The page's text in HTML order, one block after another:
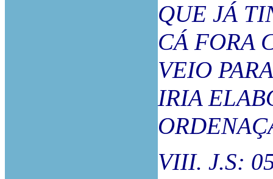
QUE JÁ
CÁ FORA
VEIO
IRIA
VIII. J.S: